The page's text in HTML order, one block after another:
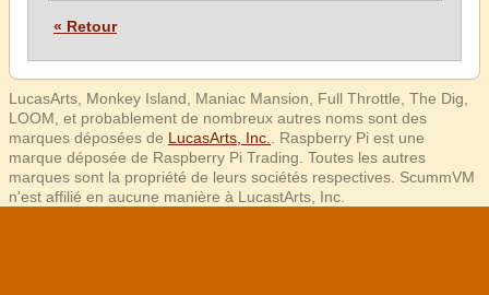
« Retour
LucasArts, Monkey Island, Maniac Mansion, Full Throttle, The Dig,
LOOM, et probablement de nombreux autres noms sont des
marques déposées de LucasArts, Inc.
. Raspberry Pi est une
marque déposée de Raspberry Pi Trading. Toutes les autres
marques sont la propriété de leurs sociétés respectives. ScummVM
n'est affilié en aucune manière à LucastArts, Inc.